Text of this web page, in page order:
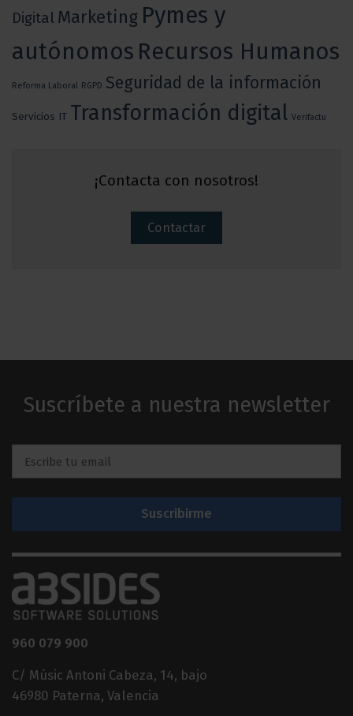
Digital Marketing Pymes y
autónomos Recursos Humanos
Reforma Laboral RGPD Seguridad de la información
Servicios IT Transformación digital Verifactu
¡Contacta con nosotros!
Contactar
Suscríbete a nuestra newsletter
960 079 900
C/ Músic Antoni Cabeza, 14, bajo
46980 Paterna, Valencia